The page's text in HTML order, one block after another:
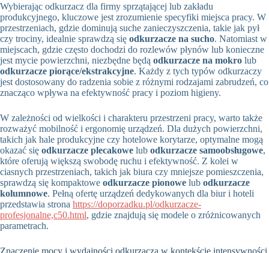
Wybierając odkurzacz dla firmy sprzątającej lub zakładu
produkcyjnego, kluczowe jest zrozumienie specyfiki miejsca pracy. W
przestrzeniach, gdzie dominują suche zanieczyszczenia, takie jak pył
czy trociny, idealnie sprawdzą się odkurzacze na sucho. Natomiast w
miejscach, gdzie często dochodzi do rozlewów płynów lub konieczne
jest mycie powierzchni, niezbędne będą odkurzacze na mokro lub
odkurzacze piorące/ekstrakcyjne. Każdy z tych typów odkurzaczy
jest dostosowany do radzenia sobie z różnymi rodzajami zabrudzeń, co
znacząco wpływa na efektywność pracy i poziom higieny.
W zależności od wielkości i charakteru przestrzeni pracy, warto także
rozważyć mobilność i ergonomię urządzeń. Dla dużych powierzchni,
takich jak hale produkcyjne czy hotelowe korytarze, optymalne mogą
okazać się odkurzacze plecakowe lub odkurzacze samoobsługowe,
które oferują większą swobodę ruchu i efektywność. Z kolei w
ciasnych przestrzeniach, takich jak biura czy mniejsze pomieszczenia,
sprawdzą się kompaktowe odkurzacze pionowe lub odkurzacze
kolumnowe. Pełną ofertę urządzeń dedykowanych dla biur i hoteli
przedstawia strona https://doporzadku.pl/odkurzacze-
profesjonalne,c50.html, gdzie znajdują się modele o zróżnicowanych
parametrach.
Znaczenie mocy i wydajności odkurzacza w kontekście intensywności